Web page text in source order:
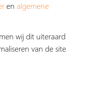
en algemene
wij dit uiteraard
van de site